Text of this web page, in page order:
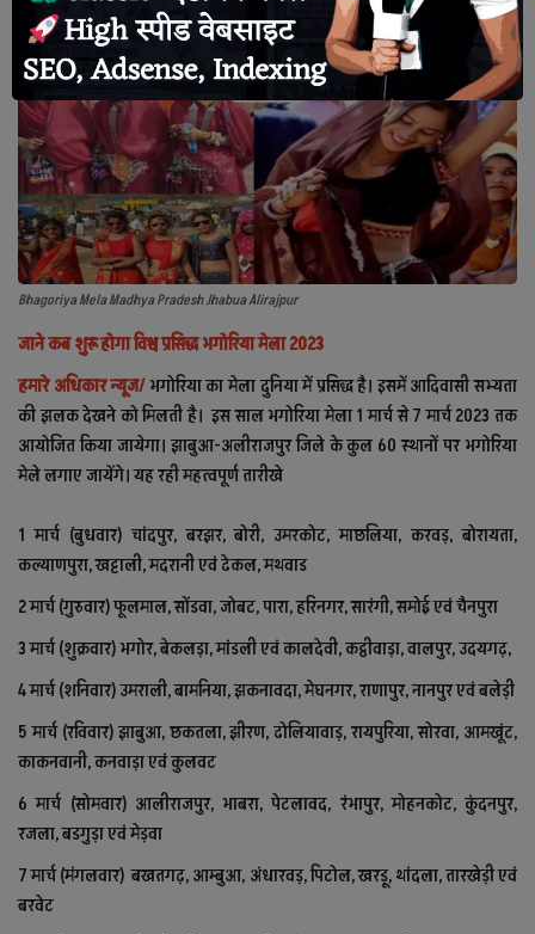
देश
राजनीति
टेक्नोलॉजी
दुनिया
खेल
क्राइम
मानव अधिकार
अन्य
Bhagoriya Mela Madhya Pradesh Jhabua Alirajpur
जाने कब शुरू होगा विश्व प्रसिद्ध भगोरिया मेला 2023
हमारे अधिकार न्यूज/भगोरिया का मेला दुनिया में प्रसिद्ध है। इसमें आदिवासी सभ्यता
की झलक देखने को मिलती है। इस साल भगोरिया मेला 1 मार्च से 7 मार्च 2023 तक
आयोजित किया जायेगा। झाबुआ-अलीराजपुर जिले के कुल 60 स्थानों पर भगोरिया
मेले लगाए जायेंगे। यह रही महत्वपूर्ण तारीखे
1 मार्च (बुधवार) चांदपुर, बरझर, बोरी, उमरकोट, माछलिया, करवड़, बोरायता,
कल्याणपुरा, खट्टाली, मदरानी एवं ढेकल, मथवाड
2 मार्च (गुरुवार) फूलमाल, सोंडवा, जोबट, पारा, हरिनगर, सारंगी, समोई एवं चैनपुरा
3 मार्च (शुक्रवार) भगोर, बेकलड़ा, मांडली एवं कालदेवी, कट्ठीवाड़ा, वालपुर, उदयगढ़,
4 मार्च (शनिवार) उमराली, बामनिया, झकनावदा, मेघनगर, राणापुर, नानपुर एवं बलेड़ी
5 मार्च (रविवार) झाबुआ, छकतला, झीरण, ढोलियावाड़, रायपुरिया, सोरवा, आमखूंट,
काकनवानी, कनवाड़ा एवं कुलवट
6 मार्च (सोमवार) आलीराजपुर, भाबरा, पेटलावद, रंभापुर, मोहनकोट, कुंदनपुर,
रजला, बडगुड़ा एवं मेड़वा
7 मार्च (मंगलवार) बखतगढ़, आम्बुआ, अंधारवड़, पिटोल, खरड़ू, थांदला, तारखेड़ी एवं
बरवेट